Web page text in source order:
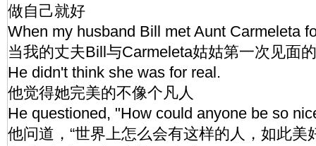
做自己就好
When my husband Bill met Aunt Carmeleta
当我的丈夫Bill与Carmeleta姑姑第一次见面
He didn't think she was for real.
他觉得她完美的不像个凡人
He questioned, "How could anyone be so
他问道，“世界上怎么会有这样的人，如此美